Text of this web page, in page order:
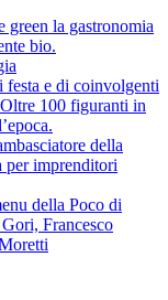
green la gastronomia
bio.
e di coinvolgenti
100 figuranti in
della
per imprenditori
della Poco di
Francesco